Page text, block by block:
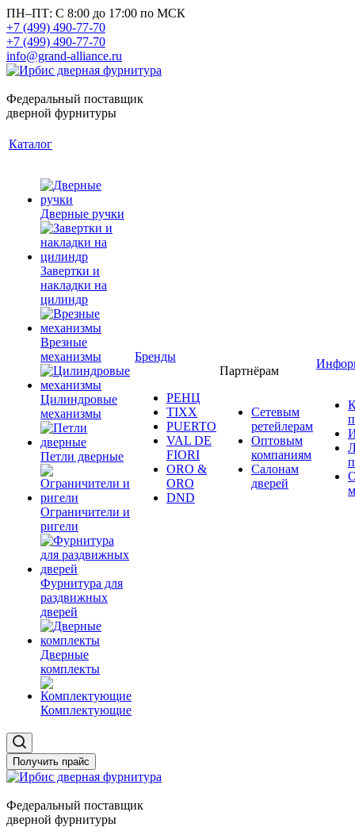
ПН–ПТ: С 8:00 до 17:00 по МСК
+7 (499) 490-77-70
+7 (499) 490-77-70
info@grand-alliance.ru
Федеральный поставщик
дверной фурнитуры
Каталог
Дверные ручки
Завертки и
накладки на
цилиндр
Врезные
механизмы
Цилиндровые
механизмы
Петли дверные
Ограничители и
ригели
Фурнитура для
раздвижных
дверей
Дверные
комплекты
Комплектующие
Бренды
РЕНЦ
TIXX
PUERTO
VAL DE
FIORI
ORO &
ORO
DND
Партнёрам
Сетевым
ретейлерам
Оптовым
компаниям
Салонам
дверей
Получить прайс
Федеральный поставщик
дверной фурнитуры